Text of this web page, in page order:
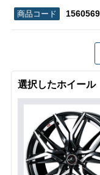
選択したホイール